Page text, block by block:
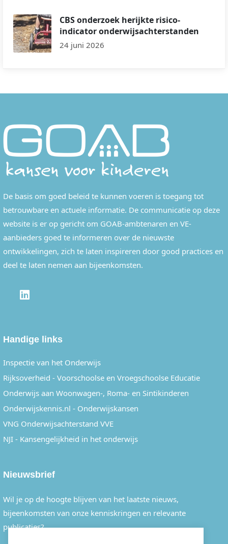
CBS onderzoek herijkte risico-
indicator onderwijsachterstanden
24 juni 2026
De basis om goed beleid te kunnen voeren is toegang tot
betrouwbare en actuele informatie. De communicatie op deze
website is er op gericht om GOAB-ambtenaren en VE-
aanbieders goed te informeren over de nieuwste
ontwikkelingen, zich te laten inspireren door good practices en
deel te laten nemen aan bijeenkomsten.
Handige links
Inspectie van het Onderwijs
Rijksoverheid - Voorschoolse en Vroegschoolse Educatie
Onderwijs aan Woonwagen-, Roma- en Sintikinderen
Onderwijskennis.nl - Onderwijskansen
VNG Onderwijsachterstand VVE
NJI - Kansengelijkheid in het onderwijs
Nieuwsbrief
Wil je op de hoogte blijven van het laatste nieuws,
bijeenkomsten van onze kenniskringen en relevante
publicaties?